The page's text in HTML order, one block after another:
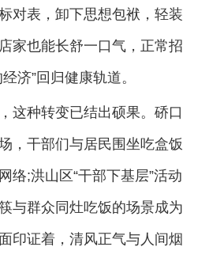
对表，卸下思想包袱，轻装
家也能长舒一口气，正常招
济”回归健康轨道。
这种转变已结出硕果。硚口
，干部们与居民围坐吃盒饭
络;洪山区“干部下基层”活动
与群众同灶吃饭的场景成为
印证着，清风正气与人间烟